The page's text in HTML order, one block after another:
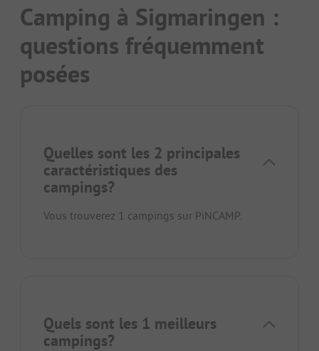
Camping à Sigmaringen :
questions fréquemment
posées
Quelles sont les 2 principales
caractéristiques des
campings?
Vous trouverez 1 campings sur PiNCAMP.
Quels sont les 1 meilleurs
campings?